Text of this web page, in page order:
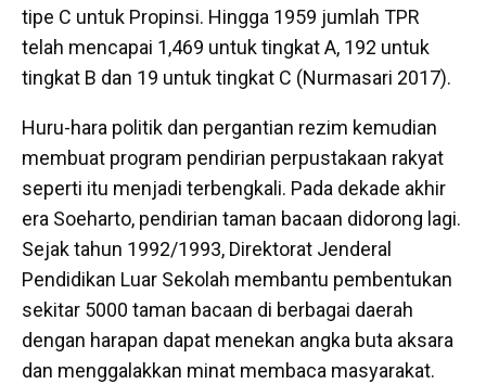
tipe C untuk Propinsi. Hingga 1959 jumlah TPR
telah mencapai 1,469 untuk tingkat A, 192 untuk
tingkat B dan 19 untuk tingkat C (Nurmasari 2017).
Huru-hara politik dan pergantian rezim kemudian
membuat program pendirian perpustakaan rakyat
seperti itu menjadi terbengkali. Pada dekade akhir
era Soeharto, pendirian taman bacaan didorong lagi.
Sejak tahun 1992/1993, Direktorat Jenderal
Pendidikan Luar Sekolah membantu pembentukan
sekitar 5000 taman bacaan di berbagai daerah
dengan harapan dapat menekan angka buta aksara
dan menggalakkan minat membaca masyarakat.